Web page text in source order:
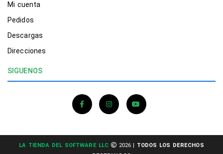
Mi cuenta
Pedidos
Descargas
Direcciones
SIGUENOS
LA TIENDA DEL SOFTWARE LLC 2026 | TODOS LOS DERECHOS